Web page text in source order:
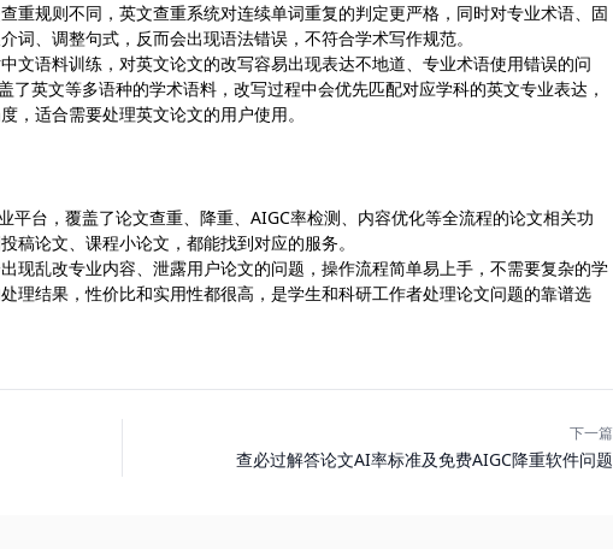
重规则不同，英文查重系统对连续单词重复的判定更严格，同时对专业术语、固
词、调整句式，反而会出现语法错误，不符合学术写作规范。
文语料训练，对英文论文的改写容易出现表达不地道、专业术语使用错误的问
英文等多语种的学术语料，改写过程中会优先匹配对应学科的英文专业表达，
，适合需要处理英文论文的用户使用。
台，覆盖了论文查重、降重、AIGC率检测、内容优化等全流程的论文相关功
稿论文、课程小论文，都能找到对应的服务。
现乱改专业内容、泄露用户论文的问题，操作流程简单易上手，不需要复杂的学
理结果，性价比和实用性都很高，是学生和科研工作者处理论文问题的靠谱选
下一篇
查必过解答论文AI率标准及免费AIGC降重软件问题